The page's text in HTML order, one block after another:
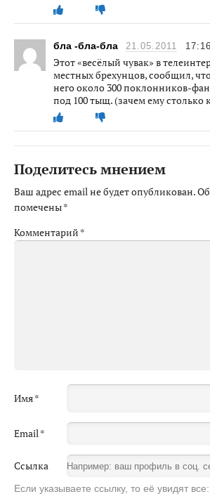
бла -бла-бла 21.05.2011 17:16
Этот «весёлый чувак» в
местных брехунцов, сообщил,
него около 300 поклонников-
под 100 тыщ. (зачем ему столько
Поделитесь мнением
Ваш адрес email не будет опубликован.
помечены*
Комментарий *
Имя*
Email *
Ссылка
Если указываете ссылку, то её увидят